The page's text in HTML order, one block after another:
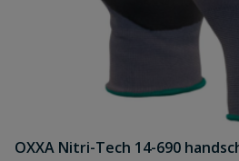
OXXA Nitri-Tech 14-690